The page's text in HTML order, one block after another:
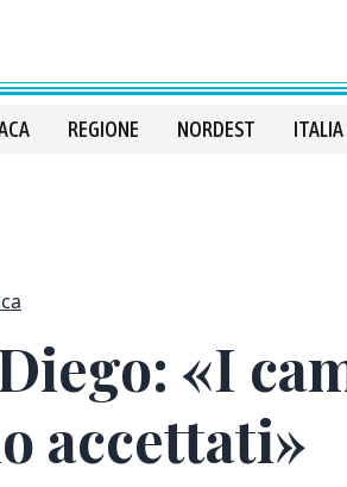
REGIONE NORDEST ITALIA
«I
accettati»